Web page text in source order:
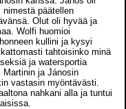
nimestä päätellen
Olut oli hyvää ja
Wolfi huomioi
kullini ja kysyi
tahtoisinko minä
ja watersportia
Martinin ja Jánosin
vastasin myöntävästi.
nahkani alla ja tuntui